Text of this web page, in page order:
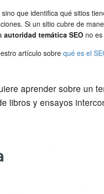
que identifica qué sitios
Si un sitio cubre de
autoridad temática SEO no
artículo sobre qué es el
aprender sobre un
y ensayos